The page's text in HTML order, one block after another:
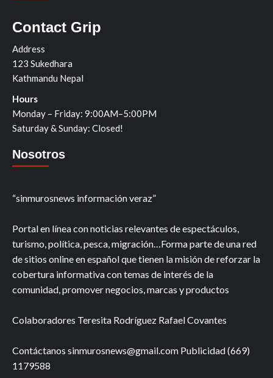
Contact Grip
Address
123 Sukedhara
Kathmandu Nepal
Hours
Monday – Friday: 9:00AM–5:00PM
Saturday & Sunday: Closed!
Nosotros
“sinmurosnews información veraz”
Portal en línea con noticias relevantes de espectáculos,
turismo, política, pesca, migración…Forma parte de una red
de sitios online en español que tienen la misión de reforzar la
cobertura informativa con temas de interés de la
comunidad, promover negocios, marcas y productos
Colaboradores Teresita Rodríguez Rafael Covantes
Contáctanos sinmurosnews@gmail.com Publicidad (669)
1179588